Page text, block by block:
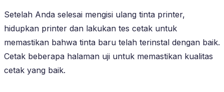
Setelah Anda selesai mengisi ulang tinta printer,
hidupkan printer dan lakukan tes cetak untuk
memastikan bahwa tinta baru telah terinstal dengan baik.
Cetak beberapa halaman uji untuk memastikan kualitas
cetak yang baik.